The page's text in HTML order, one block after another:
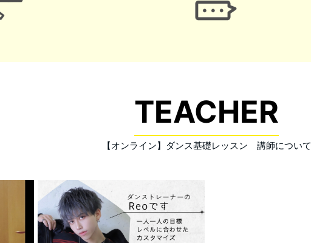
【オンライン】ダンス基礎レッスン 講師について
TEACHER